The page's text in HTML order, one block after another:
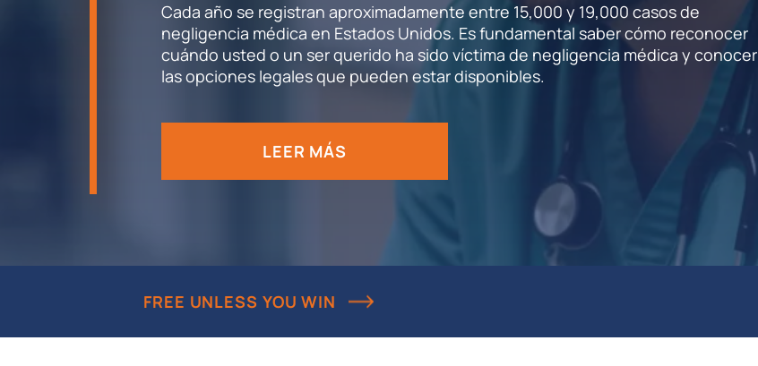
Cada año se registran aproximadamente entre 15,000 y 19,000 casos de
negligencia médica en Estados Unidos. Es fundamental saber cómo reconocer
cuándo usted o un ser querido ha sido víctima de negligencia médica y conocer
las opciones legales que pueden estar disponibles.
LEER MÁS
FREE UNLESS YOU WIN